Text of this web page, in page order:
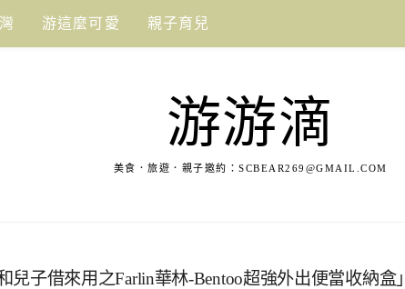
游這麼可愛 親子育兒
游游滴
美食．旅遊．親子邀約： SCBEAR269@GMAIL.COM
兒子借來用之Farlin華林-Bentoo超強外出便當收納盒」